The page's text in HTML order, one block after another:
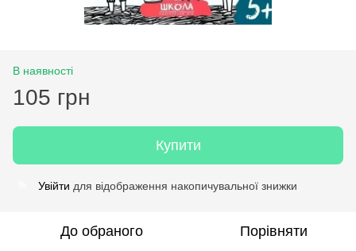
В наявності
105 грн
Купити
Увійти для відображення накопичувальної знижки
До обраного Порівняти